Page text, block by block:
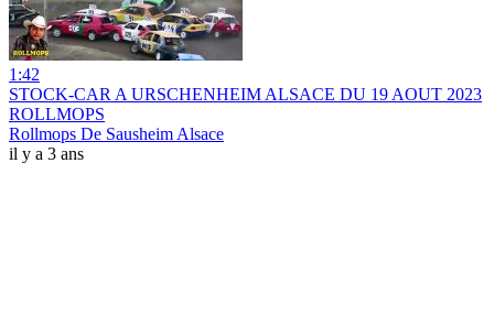
1:42
STOCK-CAR A URSCHENHEIM ALSACE DU 19 AOUT 2023
ROLLMOPS
Rollmops De Sausheim Alsace
il y a 3 ans